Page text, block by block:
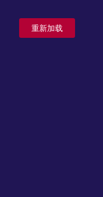
重新加载